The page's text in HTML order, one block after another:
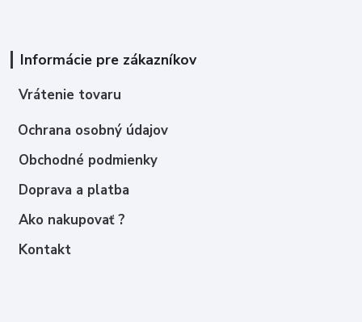
Informácie pre zákazníkov
Vrátenie tovaru
Ochrana osobný údajov
Obchodné podmienky
Doprava a platba
Ako nakupovať ?
Kontakt